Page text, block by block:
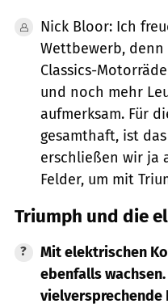
Nick Bloor: Ich
Wettbewerb,
Classics-
und noch mehr
aufmerksam. Für
gesamthaft, ist
erschließen wir ja
Felder, um mit
Triumph und die
Mit elektrischen
ebenfalls
vielversprechende